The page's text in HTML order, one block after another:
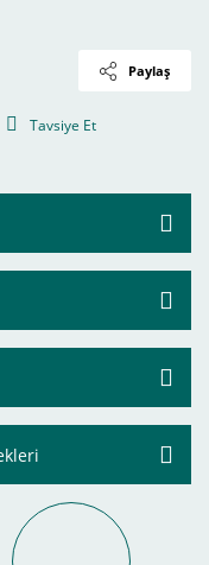
Paylaş
Tavsiye Et